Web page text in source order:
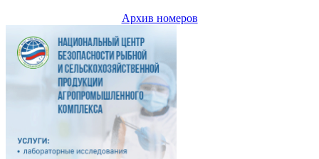
Архив номеров